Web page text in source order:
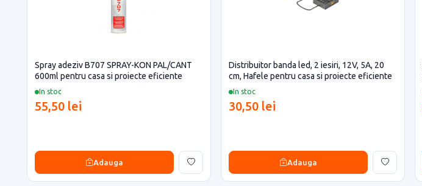
In stoc
Spray adeziv B707 SPRAY-KON PAL/CANT
600ml pentru casa si proiecte eficiente
55,50 lei
Adauga
In stoc
Distribuitor banda led, 2 iesiri, 12V, 5A, 20
cm, Hafele pentru casa si proiecte eficiente
30,50 lei
Adauga